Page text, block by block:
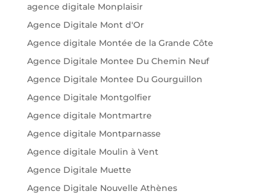
agence digitale Monplaisir
Agence Digitale Mont d'Or
Agence digitale Montée de la Grande Côte
Agence Digitale Montee Du Chemin Neuf
Agence Digitale Montee Du Gourguillon
Agence Digitale Montgolfier
Agence digitale Montmartre
Agence digitale Montparnasse
Agence digitale Moulin à Vent
Agence Digitale Muette
Agence Digitale Nouvelle Athènes